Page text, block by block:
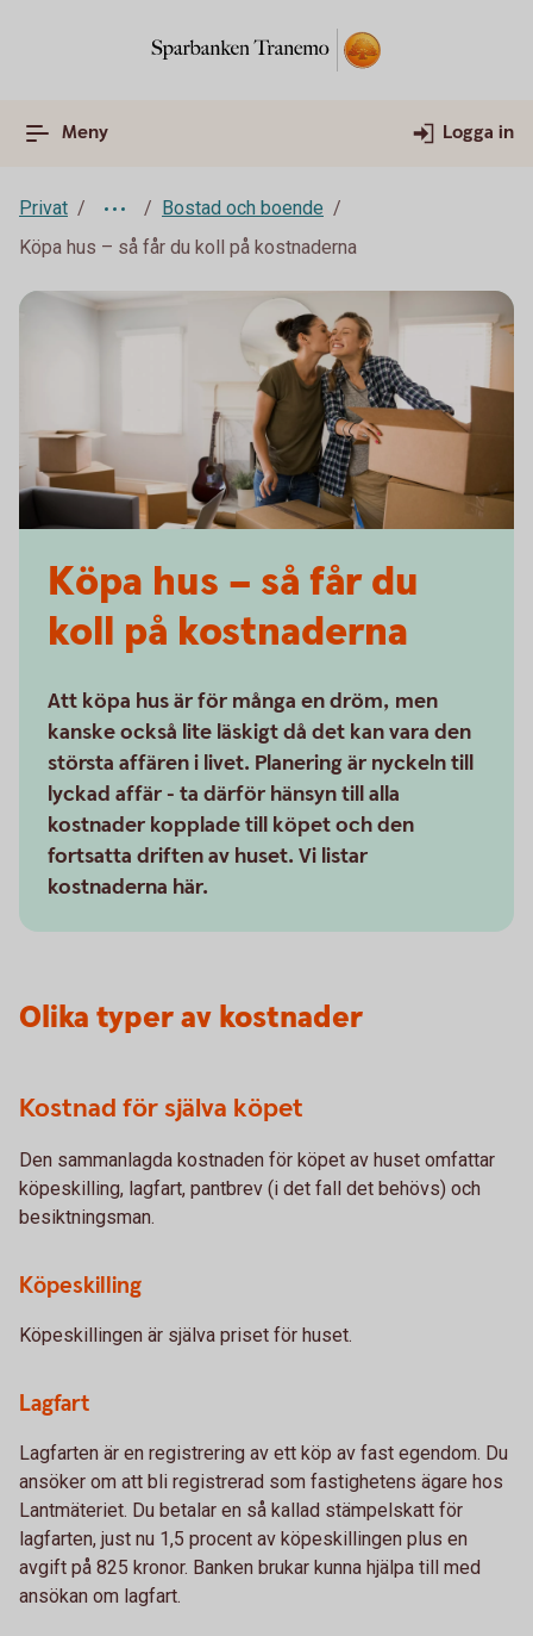
Meny Logga in
Privat
Bostad och boende
Köpa hus – så får du koll på kostnaderna
Köpa hus – så får du
koll på kostnaderna
Att köpa hus är för många en dröm, men
kanske också lite läskigt då det kan vara den
största affären i livet. Planering är nyckeln till
lyckad affär - ta därför hänsyn till alla
kostnader kopplade till köpet och den
fortsatta driften av huset. Vi listar
kostnaderna här.
Olika typer av kostnader
Kostnad för själva köpet
Den sammanlagda kostnaden för köpet av huset omfattar
köpeskilling, lagfart, pantbrev (i det fall det behövs) och
besiktningsman.
Köpeskilling
Köpeskillingen är själva priset för huset.
Lagfart
Lagfarten är en registrering av ett köp av fast egendom. Du
ansöker om att bli registrerad som fastighetens ägare hos
Lantmäteriet. Du betalar en så kallad stämpelskatt för
lagfarten, just nu 1,5 procent av köpeskillingen plus en
avgift på 825 kronor. Banken brukar kunna hjälpa till med
ansökan om lagfart.